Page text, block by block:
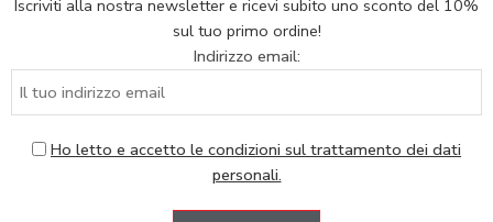
Iscriviti alla nostra newsletter e ricevi subito uno sconto del 10%
sul tuo primo ordine!
Indirizzo email:
Ho letto e accetto le condizioni sul trattamento dei dati
personali.